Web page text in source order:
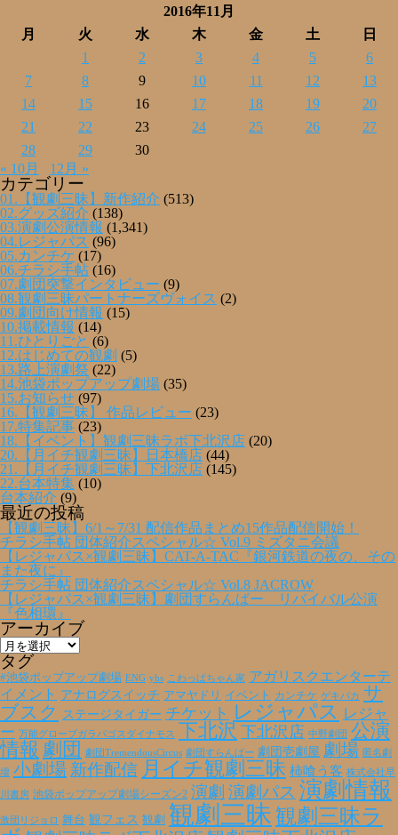
2016年11月
月
火 水 木 金 土
日
1
2 3 4 5
6
7
8 9 10 11 12
13
14
15 16 17 18 19
20
21
22 23 24 25 26
27
28
29
30
« 10月
12月 »
カテゴリー
01.【観劇三昧】新作紹介 (513)
02.グッズ紹介 (138)
03.演劇公演情報 (1,341)
04.レジャパス (96)
05.カンチケ (17)
06.チラシ手帖 (16)
07.劇団突撃インタビュー (9)
08.観劇三昧パートナーズヴォイス (2)
09.劇団向け情報 (15)
10.掲載情報 (14)
11.ひとりごと (6)
12.はじめての観劇 (5)
13.路上演劇祭 (22)
14.池袋ポップアップ劇場 (35)
15.お知らせ (97)
16.【観劇三昧】 作品レビュー (23)
17.特集記事 (23)
18.【イベント】観劇三昧ラボ下北沢店 (20)
20.【月イチ観劇三昧】日本橋店 (44)
21.【月イチ観劇三昧】下北沢店 (145)
22.台本特集 (10)
台本紹介 (9)
最近の投稿
【観劇三昧】6/1～7/31 配信作品まとめ15作品配信開始！
チラシ手帖 団体紹介スペシャル☆ Vol.9 ミズタニ会議
【レジャパス×観劇三昧】CAT-A-TAC『銀河鉄道の夜の、その
また夜に』
チラシ手帖 団体紹介スペシャル☆ Vol.8 JACROW
【レジャパス×観劇三昧】劇団すらんばー リバイバル公演
『色相環』
アーカイブ
ア
ー
カ
イ
ブ
タグ
#池袋ポップアップ劇場 ENG yhs こわっぱちゃん家 アガリスクエンターテ
イメント アナログスイッチ アマヤドリ イベント カンチケ ゲキバカ サ
ブスク ステージタイガー チケット レジャパス レジャ
ー 万能グローブガラパゴスダイナモス 下北沢 下北沢店 中野劇団 公演
情報 劇団 劇団TremendousCircus 劇団すらんばー 劇団壱劇屋 劇場 匿名劇
壇 小劇場 新作配信 月イチ観劇三昧 柿喰う客 株式会社早
川書房 池袋ポップアップ劇場シーズン2 演劇 演劇パス 演劇情報
激団リジョロ 舞台 観フェス 観劇 観劇三昧観劇三昧ラ